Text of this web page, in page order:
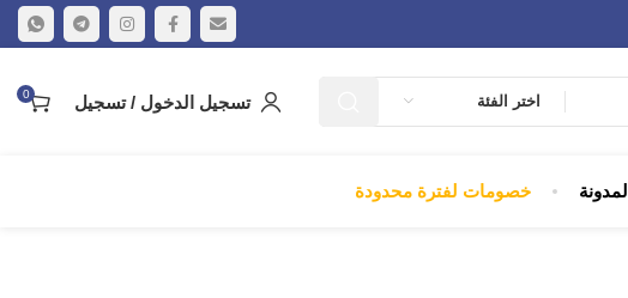
اختر الفئة تسجيل الدخول / تسجيل 0
المدونة خصومات لفترة محدودة